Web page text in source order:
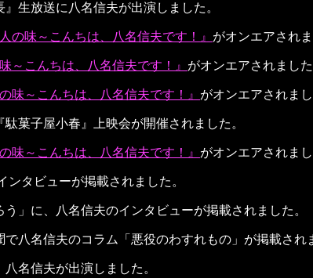
生放送に八名信夫が出演しました。
の味～こんちは、八名信夫です！』 がオンエアされま
～こんちは、八名信夫です！』 がオンエアされました
味～こんちは、八名信夫です！』 がオンエアされまし
菓子屋小春』上映会が開催されました。
味～こんちは、八名信夫です！』 がオンエアされまし
ンタビューが掲載されました。
」に、八名信夫のインタビューが掲載されました。
八名信夫のコラム「悪役のわすれもの」が掲載され
名信夫が出演しました。